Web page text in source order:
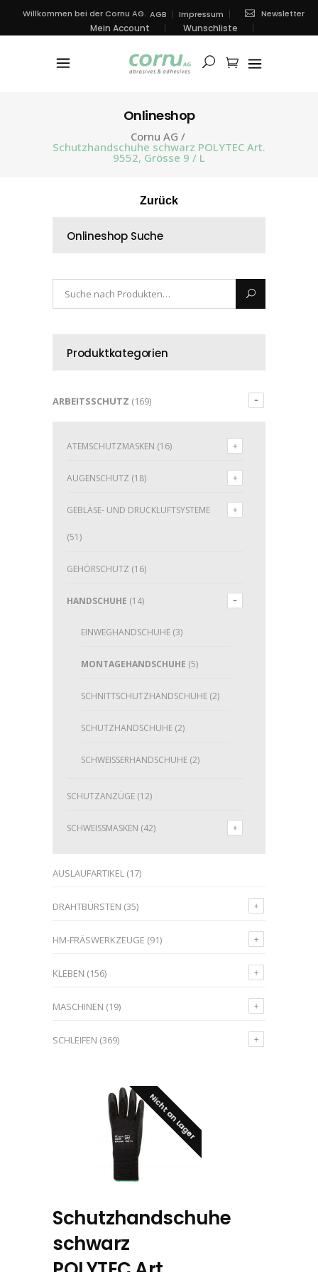
Willkommen bei der Cornu AG. AGB Impressum Newsletter
Mein Account Wunschliste
Onlineshop
Cornu AG /
Schutzhandschuhe schwarz POLYTEC Art.
9552, Grösse 9 / L
Zurück
Onlineshop Suche
Produktkategorien
ARBEITSSCHUTZ (169)
ATEMSCHUTZMASKEN (16)
AUGENSCHUTZ (18)
GEBLÄSE- UND DRUCKLUFTSYSTEME
(51)
GEHÖRSCHUTZ (16)
HANDSCHUHE (14)
EINWEGHANDSCHUHE (3)
MONTAGEHANDSCHUHE (5)
SCHNITTSCHUTZHANDSCHUHE (2)
SCHUTZHANDSCHUHE (2)
SCHWEISSERHANDSCHUHE (2)
SCHUTZANZÜGE (12)
SCHWEISSMASKEN (42)
AUSLAUFARTIKEL (17)
DRAHTBÜRSTEN (35)
HM-FRÄSWERKZEUGE (91)
KLEBEN (156)
MASCHINEN (19)
SCHLEIFEN (369)
Nicht an Lager
Schutzhandschuhe
schwarz